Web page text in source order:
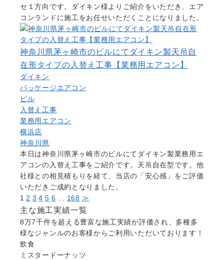
セ１方向です。ダイキン様よりご紹介をいただき、エア
コンランドに施工をお任せいただくことになりました。
神奈川県茅ヶ崎市のビルにてダイキン製天吊自
在形タイプの入替え工事【業務用エアコン】
ダイキン
パッケージエアコン
ビル
入替え工事
業務用エアコン
横浜店
神奈川県
本日は神奈川県茅ヶ崎市のビルにてダイキン製業務用エ
アコンの入替え工事をご紹介です。天吊自在型です。他
社様との相見積もりを経て、当店の「安心感」をご評価
いただきご成約となりました。
1 2 3 4 5 6 168 ≫
主な施工実績一覧
8万7千件を超える豊富な施工実績が評価され、多種多
様なジャンルのお客様からご利用いただいております！
飲食
ミスタードーナッツ